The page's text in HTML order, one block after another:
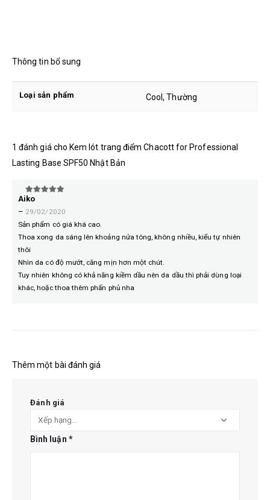
Thông tin bổ sung
Loại sản phẩm Cool, Thường
1 đánh giá cho Kem lót trang điểm Chacott for Professional
Lasting Base SPF50 Nhật Bản
5trên 5
Aiko
– 29/02/2020
Sản phẩm có giá khá cao.
Thoa xong da sáng lên khoảng nửa tông, không nhiều, kiểu tự nhiên
thôi
Nhìn da có độ mướt, căng mịn hơn một chút.
Tuy nhiên không có khả năng kiềm dầu nên da dầu thì phải dùng loại
khác, hoặc thoa thêm phấn phủ nha
Thêm một bài đánh giá
Đánh giá
Bình luận *